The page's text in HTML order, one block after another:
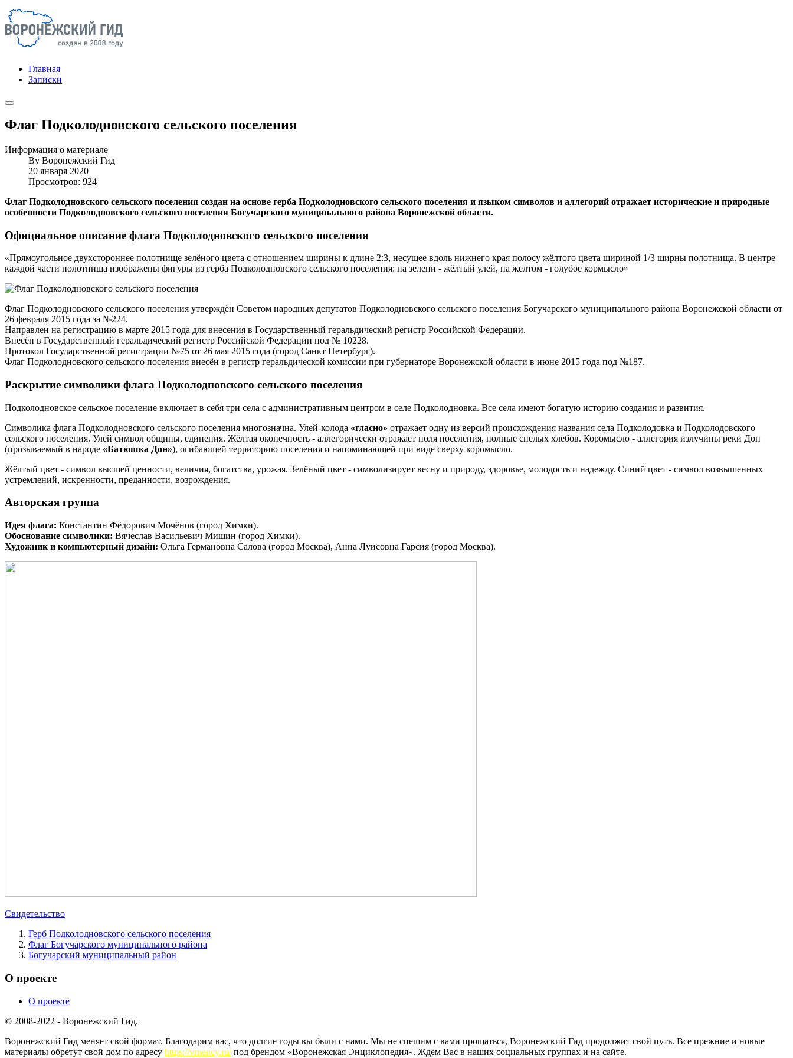
Главная
Записки
Флаг Подколодновского сельского поселения
Информация о материале
By Воронежский Гид
20 января 2020
Просмотров: 924
Флаг Подколодновского сельского поселения создан на основе герба Подколодновского сельского поселения и языком символов и аллегорий отражает исторические и природные
особенности Подколодновского сельского поселения Богучарского муниципального района Воронежской области.
Официальное описание флага Подколодновского сельского поселения
«Прямоугольное двухстороннее полотнище зелёного цвета с отношением ширины к длине 2:3, несущее вдоль нижнего края полосу жёлтого цвета шириной 1/3 ширны полотнища. В центре
каждой части полотнища изображены фигуры из герба Подколодновского сельского поселения: на зелени - жёлтый улей, на жёлтом - голубое кормысло»
Флаг Подколодновского сельского поселения утверждён Советом народных депутатов Подколодновского сельского поселения Богучарского муниципального района Воронежской области от
26 февраля 2015 года за №224.
Направлен на регистрацию в марте 2015 года для внесения в Государственный геральдический регистр Российской Федерации.
Внесён в Государственный геральдический регистр Российской Федерации под № 10228.
Протокол Государственной регистрации №75 от 26 мая 2015 года (город Санкт Петербург).
Флаг Подколодновского сельского поселения внесён в регистр геральдической комиссии при губернаторе Воронежской области в июне 2015 года под №187.
Раскрытие символики флага Подколодновского сельского поселения
Подколодновское сельское поселение включает в себя три села с административным центром в селе Подколодновка. Все села имеют богатую историю создания и развития.
Символика флага Подколодновского сельского поселения многозначна. Улей-колода «гласно» отражает одну из версий происхождения названия села Подколодовка и Подколодовского
сельского поселения. Улей символ общины, единения. Жёлтая оконечность - аллегорически отражает поля поселения, полные спелых хлебов. Коромысло - аллегория излучины реки Дон
(прозываемый в народе «Батюшка Дон»), огибающей территорию поселения и напоминающей при виде сверху коромысло.
Жёлтый цвет - символ высшей ценности, величия, богатства, урожая. Зелёный цвет - символизирует весну и природу, здоровье, молодость и надежду. Синий цвет - символ возвышенных
устремлений, искренности, преданности, возрождения.
Авторская группа
Идея флага: Константин Фёдорович Мочёнов (город Химки).
Обоснование символики: Вячеслав Васильевич Мишин (город Химки).
Художник и компьютерный дизайн: Ольга Германовна Салова (город Москва), Анна Луисовна Гарсия (город Москва).
Свидетельство
Герб Подколодновского сельского поселения
Флаг Богучарского муниципального района
Богучарский муниципальный район
О проекте
О проекте
© 2008-2022 - Воронежский Гид.
Воронежский Гид меняет свой формат. Благодарим вас, что долгие годы вы были с нами. Мы не спешим с вами прощаться, Воронежский Гид продолжит свой путь. Все прежние и новые
материалы обретут свой дом по адресу https://vrnency.ru/под брендом «Воронежская Энциклопедия». Ждём Вас в наших социальных группах и на сайте.